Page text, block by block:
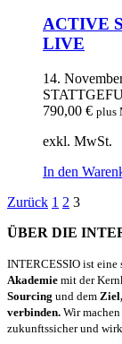
ACTIVE
LIVE
14.
790,00 € plus
exkl. MwSt.
In den
Zurück 1 2 3
ÜBER DIE
INTERCESSIO ist eine
Akademie mit der
Sourcing und dem
verbinden. Wir
zukunftssicher und